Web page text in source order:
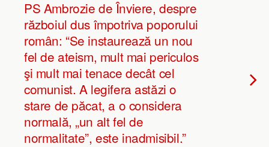
PS Ambrozie de Înviere, despre
războiul dus împotriva poporului
român: “Se instaurează un nou
fel de ateism, mult mai periculos
şi mult mai tenace decât cel
comunist. A legifera astăzi o
stare de păcat, a o considera
normală, „un alt fel de
normalitate”, este inadmisibil.”